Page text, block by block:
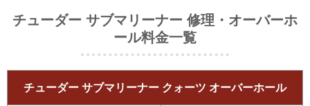
チューダー サブマリーナー 修理・オーバーホ
ール料金一覧
チューダー サブマリーナー クォーツ オーバーホール